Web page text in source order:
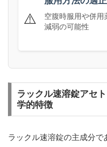
⚠️
空腹時服用や併用
減弱の可能性
ラックル速溶錠アセ
学的特徴
ラックル速溶錠の主成分で